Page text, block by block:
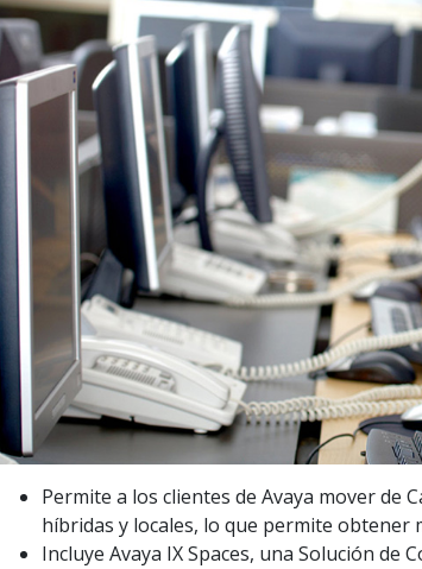
Permite a los clientes de Avaya mover de
híbridas y locales, lo que permite
Incluye Avaya IX Spaces, una Solución de